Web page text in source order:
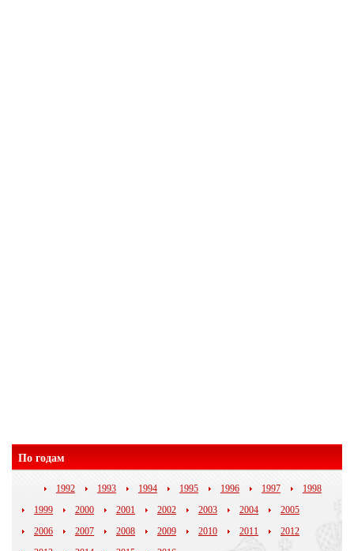
По годам
1992 1993 1994 1995 1996 1997
1998
1999
2000 2001 2002 2003 2004
2005
2006
2007 2008 2009 2010 2011
2012